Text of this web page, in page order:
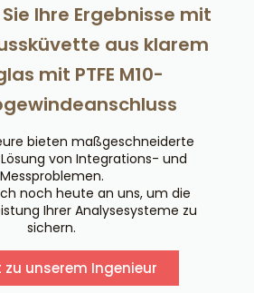
Ihre Ergebnisse mit
aus klarem
mit PTFE M10-
bieten maßgeschneiderte
von Integrations- und
Messproblemen.
noch heute an uns, um die
Ihrer Analysesysteme zu
sichern.
zu unserem Ingenieur